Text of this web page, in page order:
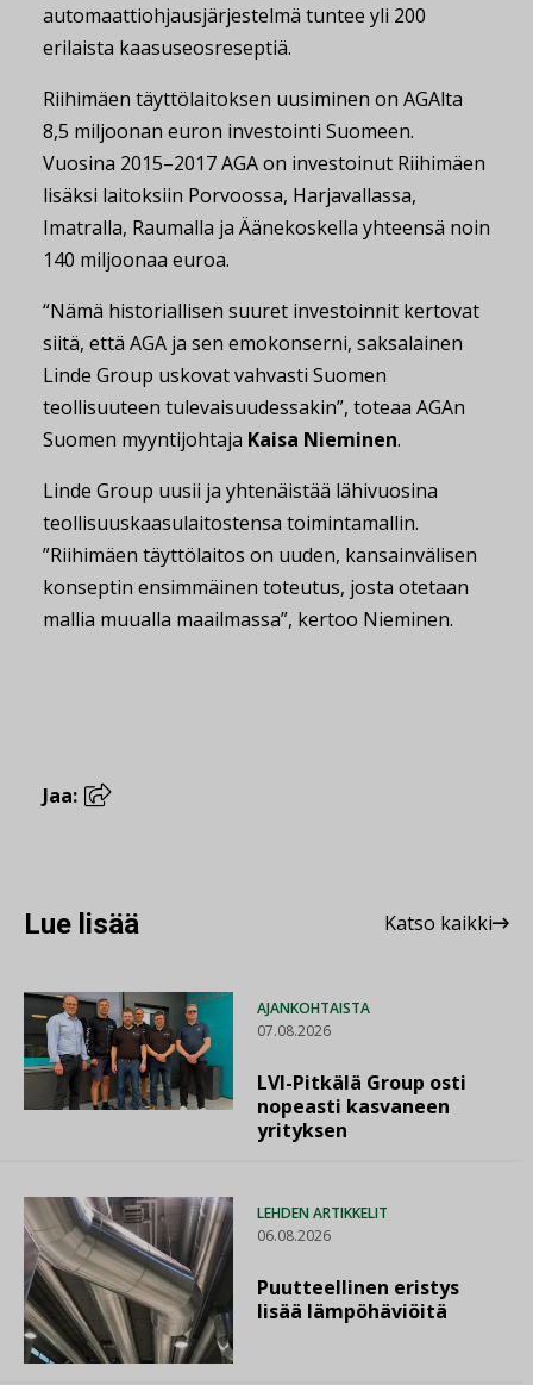
automaattiohjausjärjestelmä tuntee yli 200
erilaista kaasuseosreseptiä.
Riihimäen täyttölaitoksen uusiminen on AGAlta
8,5 miljoonan euron investointi Suomeen.
Vuosina 2015–2017 AGA on investoinut Riihimäen
lisäksi laitoksiin Porvoossa, Harjavallassa,
Imatralla, Raumalla ja Äänekoskella yhteensä noin
140 miljoonaa euroa.
“Nämä historiallisen suuret investoinnit kertovat
siitä, että AGA ja sen emokonserni, saksalainen
Linde Group uskovat vahvasti Suomen
teollisuuteen tulevaisuudessakin”, toteaa AGAn
Suomen myyntijohtaja Kaisa Nieminen.
Linde Group uusii ja yhtenäistää lähivuosina
teollisuuskaasulaitostensa toimintamallin.
”Riihimäen täyttölaitos on uuden, kansainvälisen
konseptin ensimmäinen toteutus, josta otetaan
mallia muualla maailmassa”, kertoo Nieminen.
Jaa:
Lue lisää Katso kaikki
AJANKOHTAISTA
07.08.2026
LVI-Pitkälä Group osti
nopeasti kasvaneen
yrityksen
LEHDEN ARTIKKELIT
06.08.2026
Puutteellinen eristys
lisää lämpöhäviöitä